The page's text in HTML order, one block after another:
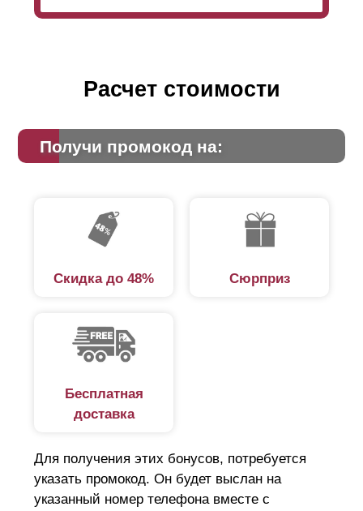
Расчет стоимости
Получи промокод на:
Скидка до 48% Сюрприз
Бесплатная
доставка
Для получения этих бонусов, потребуется
указать промокод. Он будет выслан на
указанный номер телефона вместе с